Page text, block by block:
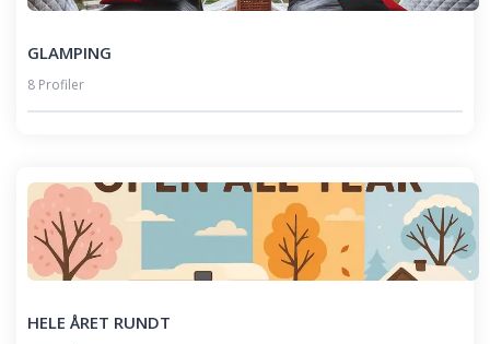
GLAMPING
8 Profiler
HELE ÅRET RUNDT